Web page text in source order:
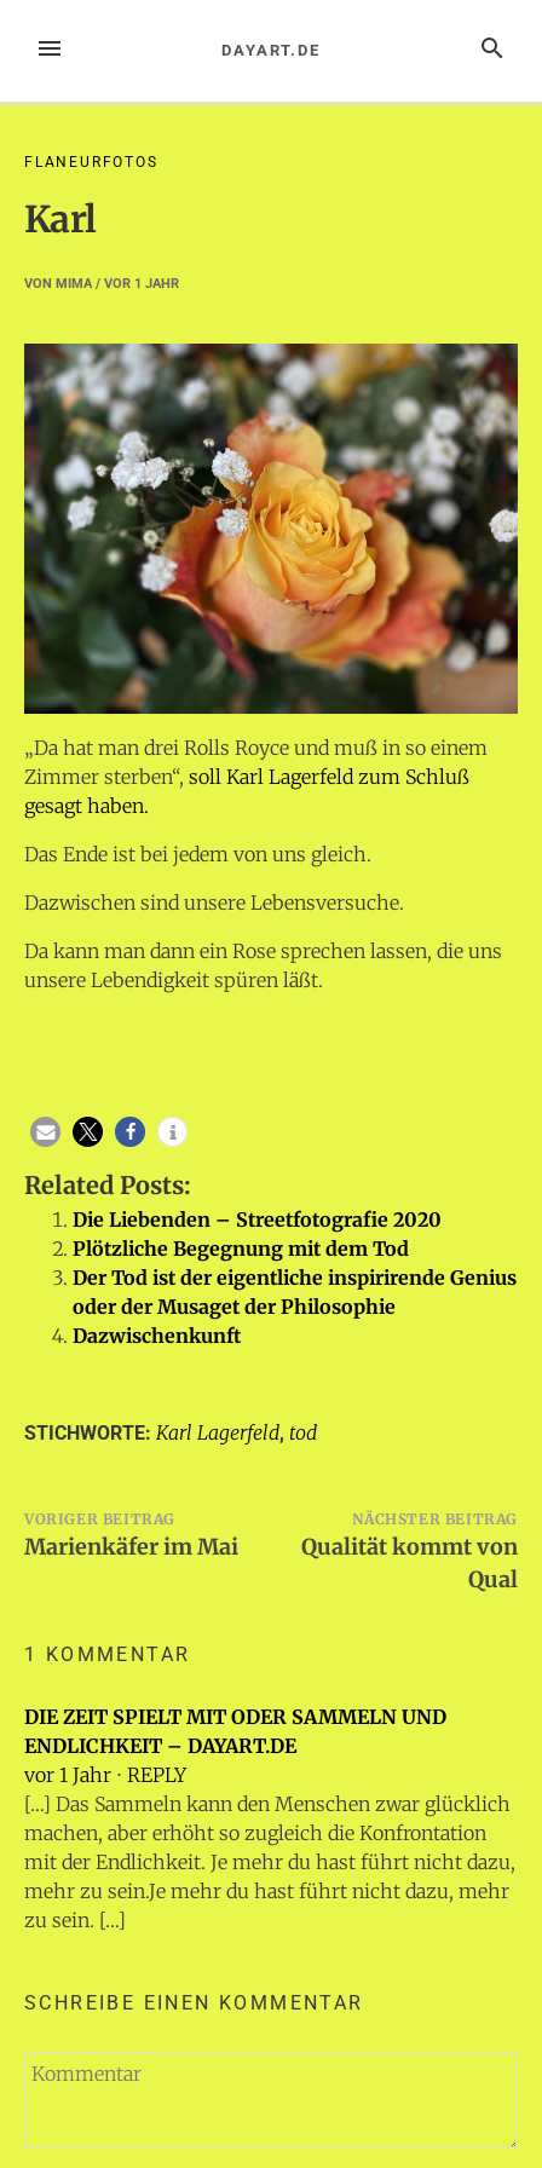
InhaltMENÜ SUCHE
DAYART.DE
FLANEURFOTOS
Karl
VON MIMA/ VOR 1 JAHR
„Da hat man drei Rolls Royce und muß in so einem
Zimmer sterben“, soll Karl Lagerfeld zum Schluß
gesagt haben.
Das Ende ist bei jedem von uns gleich.
Dazwischen sind unsere Lebensversuche.
Da kann man dann ein Rose sprechen lassen, die uns
unsere Lebendigkeit spüren läßt.
Related Posts:
Die Liebenden – Streetfotografie 2020
Plötzliche Begegnung mit dem Tod
Der Tod ist der eigentliche inspirirende Genius
oder der Musaget der Philosophie
Dazwischenkunft
STICHWORTE: Karl Lagerfeld, tod
Beitragsnavigation
VORIGER BEITRAG
Marienkäfer im Mai
NÄCHSTER BEITRAG
Qualität kommt von
Qual
1 KOMMENTAR
DIE ZEIT SPIELT MIT ODER SAMMELN UND
ENDLICHKEIT – DAYART.DE
vor 1 Jahr ⋅ REPLY
[…] Das Sammeln kann den Menschen zwar glücklich
machen, aber erhöht so zugleich die Konfrontation
mit der Endlichkeit. Je mehr du hast führt nicht dazu,
mehr zu sein.Je mehr du hast führt nicht dazu, mehr
zu sein. […]
SCHREIBE EINEN KOMMENTAR